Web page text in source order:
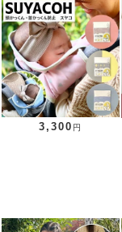
3,300 円